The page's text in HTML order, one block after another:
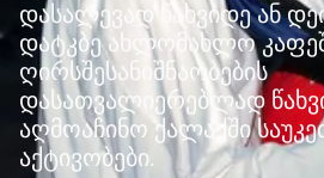
დასალევად წახვიდე ან
დატკბე ახლომახლო
ღირსშესანიშნაობების
დასათვალიერებლად
აღმოაჩინო ქალაქში
აქტივობები.